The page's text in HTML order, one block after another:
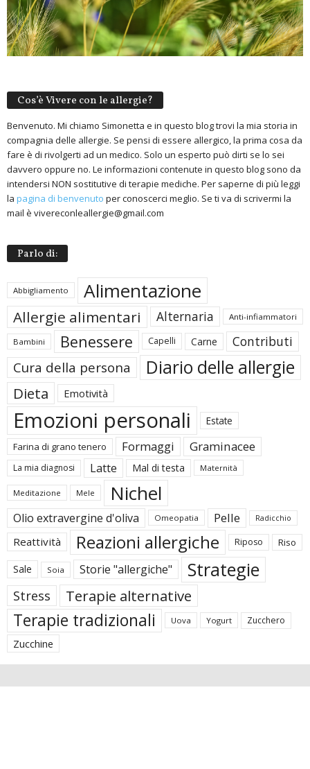
Cos’è Vivere con le allergie?
Benvenuto. Mi chiamo Simonetta e in questo blog trovi la mia storia in
compagnia delle allergie. Se pensi di essere allergico, la prima cosa da
fare è di rivolgerti ad un medico. Solo un esperto può dirti se lo sei
davvero oppure no. Le informazioni contenute in questo blog sono da
intendersi NON sostitutive di terapie mediche. Per saperne di più leggi
la pagina di benvenuto per conoscerci meglio. Se ti va di scrivermi la
mail è vivereconleallergie@gmail.com
Parlo di:
Abbigliamento Alimentazione
Allergie alimentari Alternaria Anti-infiammatori
Bambini Benessere Capelli Carne Contributi
Cura della persona Diario delle allergie
Dieta Emotività
Emozioni personali Estate
Farina di grano tenero Formaggi Graminacee
La mia diagnosi Latte Mal di testa Maternità
Meditazione Mele Nichel
Olio extravergine d'oliva Omeopatia Pelle Radicchio
Reattività Reazioni allergiche Riposo Riso
Sale Soia Storie "allergiche" Strategie
Stress Terapie alternative
Terapie tradizionali Uova Yogurt Zucchero
Zucchine